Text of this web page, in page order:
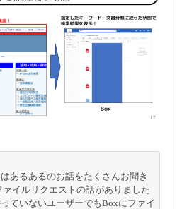
あるあるのお話をたくさんお聞き
イルリクエストの話がありました
ていないユーザーでもBoxにファイ